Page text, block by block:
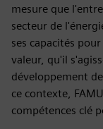
mesure que
secteur de
ses capacités
valeur, qu'il
développement
ce contexte,
compétences clé